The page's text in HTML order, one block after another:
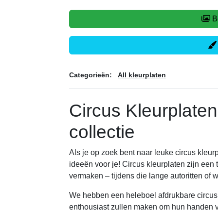
Categorieën: All kleurplaten
Circus
collectie
Als je op zoek bent naar leuke circus
ideeën voor je! Circus kleurplaten zijn
vermaken – tijdens die lange autoritten of
We hebben een heleboel afdrukbare
enthousiast zullen maken om hun handen